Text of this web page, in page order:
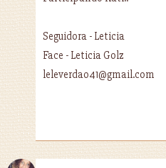
Seguidora - Leticia
Face - Leticia Golz
leleverdao41@gmail.com